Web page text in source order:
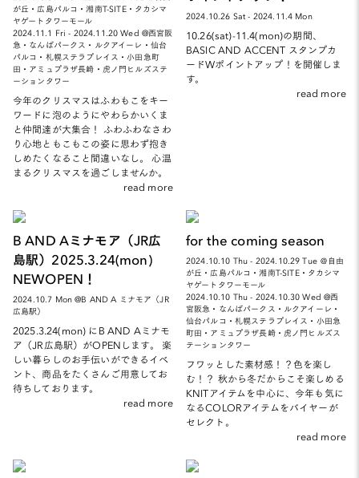
が丘・広島パルコ・湘南T-SITE・タカシマ
ヤゲートタワーモール
2024.11.1 Fri - 2024.11.20 Wed @西宮阪
急・なんばパークス・ルクアイーレ・仙台
パルコ・札幌ステラプレイス・小田急町
田・アミュプラザ長崎・虎ノ門ヒルズステ
ーションタワー
今年のクリスマスはふわもこをキー
ワードに泡のようにやわらかいくま
と仲間達が大集合！ ふわふわなさわ
り心地ともこもこの姿に思わず抱き
しめたくなること間違いなし。 心温
まるクリスマスを過ごしませんか。
read more
2024.10.26 Sat - 2024.11.4 Mon
10.26(sat)-11.4(mon)の期間、
BASIC AND ACCENT スタンプカ
ードWポイントアップ！を開催しま
す。
read more
B AND Aミナモア（JR広
島駅）2025.3.24(mon)
NEWOPEN！
2024.10.7 Mon @B AND A ミナモア（JR
広島駅）
2025.3.24(mon) にB AND Aミナモ
ア（JR広島駅）がOPENします。 楽
しい暮らしのお手伝いができるイベ
ント、商品をたくさんご用意してお
待ちしております。
read more
for the coming season
2024.10.10 Thu - 2024.10.29 Tue ＠自由
が丘・広島パルコ・湘南T-SITE・タカシマ
ヤゲートタワーモール
2024.10.10 Thu - 2024.10.30 Wed @西
宮阪急・なんばパークス・ルクアイーレ・
仙台パルコ・札幌ステラプレイス・小田急
町田・アミュプラザ長崎・虎ノ門ヒルズス
テーションタワー
フワッとした素材感！？色を楽し
む！？ 秋から冬だからこそ楽しめる
KNITアイテムを中心に、今年も気に
なるCOLORアイテムをバイヤーが
セレクト。
read more